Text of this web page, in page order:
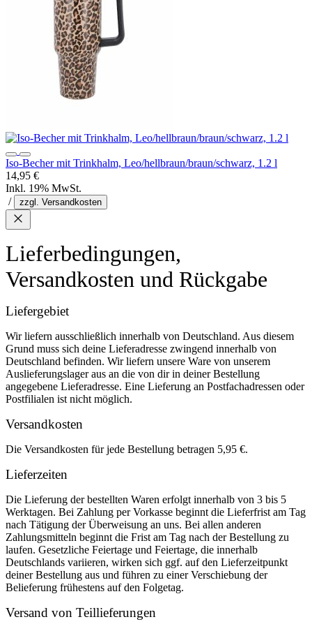
Iso-Becher mit Trinkhalm, Leo/hellbraun/braun/schwarz, 1.2 l
14,95 €
Inkl. 19% MwSt.
/
zzgl. Versandkosten
Lieferbedingungen,
Versandkosten und Rückgabe
Liefergebiet
Wir liefern ausschließlich innerhalb von Deutschland. Aus diesem
Grund muss sich deine Lieferadresse zwingend innerhalb von
Deutschland befinden. Wir liefern unsere Ware von unserem
Auslieferungslager aus an die von dir in deiner Bestellung
angegebene Lieferadresse. Eine Lieferung an Postfachadressen oder
Postfilialen ist nicht möglich.
Versandkosten
Die Versandkosten für jede Bestellung betragen 5,95 €.
Lieferzeiten
Die Lieferung der bestellten Waren erfolgt innerhalb von 3 bis 5
Werktagen. Bei Zahlung per Vorkasse beginnt die Lieferfrist am Tag
nach Tätigung der Überweisung an uns. Bei allen anderen
Zahlungsmitteln beginnt die Frist am Tag nach der Bestellung zu
laufen. Gesetzliche Feiertage und Feiertage, die innerhalb
Deutschlands variieren, wirken sich ggf. auf den Lieferzeitpunkt
deiner Bestellung aus und führen zu einer Verschiebung der
Belieferung frühestens auf den Folgetag.
Versand von Teillieferungen